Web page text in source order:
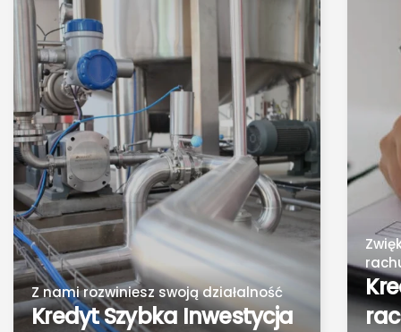
Z nami rozwiniesz swoją działalność
Kredyt Szybka Inwestycja